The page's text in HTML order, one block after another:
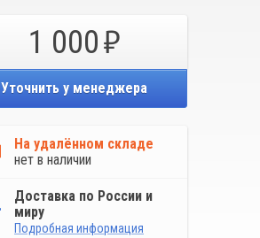
1 000
Уточнить у менеджера
На удалённом складе
нет в наличии
Доставка по России и
миру
Подробная информация